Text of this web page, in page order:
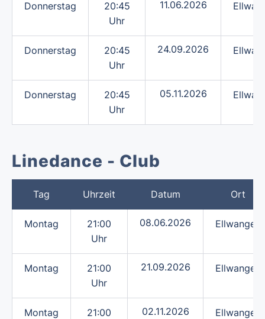
Donnerstag
20:45
Uhr
11.06.2026
Donnerstag
20:45
Uhr
24.09.2026
Donnerstag
20:45
Uhr
05.11.2026
Linedance - Club
Tag Uhrzeit Datum Ort
Montag
21:00
Uhr
08.06.2026 Ellwangen
Montag
21:00
Uhr
21.09.2026 Ellwangen
Montag
21:00
02.11.2026 Ellwangen